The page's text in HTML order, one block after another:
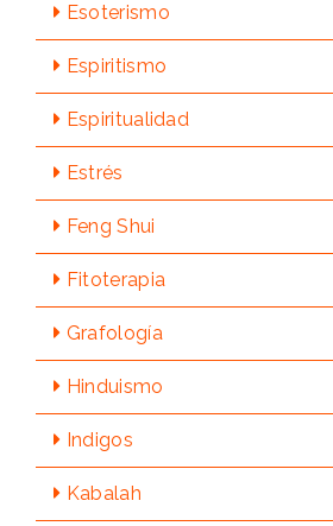
Esoterismo
Espiritismo
Espiritualidad
Estrés
Feng Shui
Fitoterapia
Grafologí­a
Hinduismo
Indigos
Kabalah